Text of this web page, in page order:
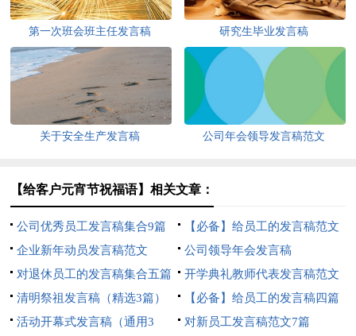
第一次班会班主任发言稿 研究生毕业发言稿
关于安全生产发言稿 公司年会领导发言稿范文
【给客户元宵节祝福语】相关文章：
公司优秀员工发言稿集合9篇
【必备】给员工的发言稿范文
10篇
企业新年动员发言稿范文
公司领导年会发言稿
对退休员工的发言稿集合五篇
开学典礼教师代表发言稿范文
清明祭祖发言稿（精选3篇）
【必备】给员工的发言稿四篇
活动开幕式发言稿（通用3
对新员工发言稿范文7篇